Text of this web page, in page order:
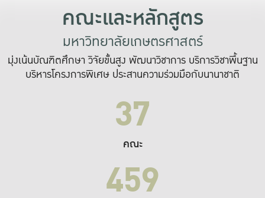
คณะและหลักสูตร
มหาวิทยาลัยเกษตรศาสตร์
มุ่งเน้นบัณฑิตศึกษา วิจัยขั้นสูง พัฒนาวิชาการ บริการวิชาพื้นฐาน
บริหารโครงการพิเศษ ประสานความร่วมมือกับนานาชาติ
37
คณะ
459